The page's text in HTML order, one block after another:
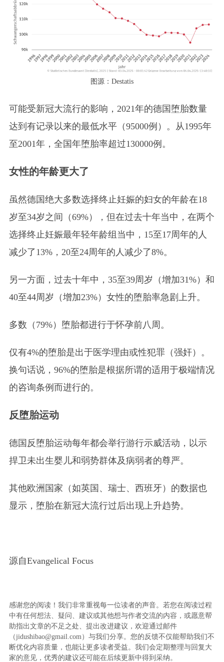
图源：Destatis
可能受新冠大流行的影响，2021年的德国堕胎数量
达到有记录以来的最低水平（95000例）。从1995年
至2001年，全国年堕胎率超过130000例。
女性的年龄更大了
虽然德国绝大多数选择终止妊娠的妇女的年龄在18
岁至34岁之间（69%），但在过去十年当中，在两个
选择终止妊娠最年轻年龄组当中，15至17周年的人
减少了13%，20至24周年的人减少了8%。
另一方面，过去十年中，35至39周岁（增加31%）和
40至44周岁（增加23%）女性的堕胎率急剧上升。
多数（79%）堕胎都进行于怀孕前八周。
仅有4%的堕胎是出于医学理由或性犯罪（强奸）。
换句话说，96%的堕胎是根据所谓的适用于极端情况
的咨询条例而进行的。
反堕胎运动
德国反堕胎运动每年都会举行游行示威活动，以示
捍卫未出生婴儿和弱势群体及病弱者的尊严。
其他欧洲国家（如英国、瑞士、西班牙）的数据也
显示，堕胎在新冠大流行过后出现上升趋势。
源自Evangelical Focus
感谢您的阅读！我们非常重视每一位读者的声音。若您在阅读过程
中有任何想法、疑问、建议或其他想与作者交流的内容，或愿意帮
助指出文章的不足之处、提出改进建议，欢迎通过邮件
（jidushibao@gmail.com）与我们分享。您的反馈不仅能帮助我们不
断优化内容质量，也能让更多读者受益。我们会定期整理与回复大
家的意见，优秀的建议还可能在后续更新中得到采纳。